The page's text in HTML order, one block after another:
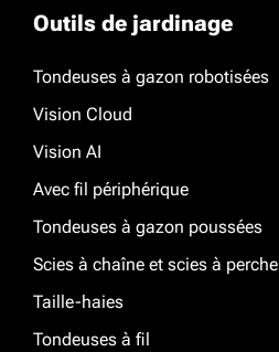
Outils de jardinage
Tondeuses à gazon robotisées
Vision Cloud
Vision AI
Avec fil périphérique
Tondeuses à gazon poussées
Scies à chaîne et scies à perche
Taille-haies
Tondeuses à fil